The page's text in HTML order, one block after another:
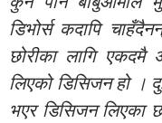
डिभोर्स कदापि
छोरीका लागि
लिएको डिसिजन हो ।
भएर डिसिजन लिएका